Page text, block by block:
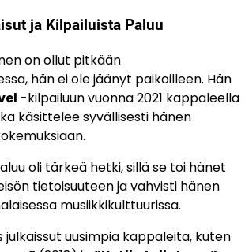
ja Kilpailuista Paluu
on ollut pitkään
hän ei ole jäänyt paikoilleen. Hän
-kilpailuun vuonna 2021 kappaleella
käsittelee syvällisesti hänen
oli tärkeä hetki, sillä se toi hänet
tietoisuuteen ja vahvisti hänen
musiikkikulttuurissa.
julkaissut uusimpia kappaleita, kuten